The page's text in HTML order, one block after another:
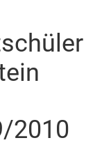
2010